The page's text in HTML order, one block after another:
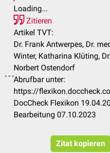
Loading...
Zitieren
Artikel TVT:
Dr. Frank Antwerpes, Dr.
Winter, Katharina Klüting,
Norbert Ostendorf
Abrufbar unter:
https://
DocCheck Flexikon
Bearbeitung 07.10.2023
Zitat kopieren